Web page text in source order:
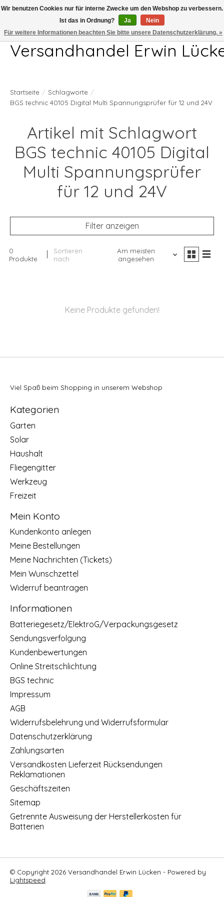
Telefon 04407 715872 MO-DO 7.00-17.00Uhr FR 7.00-13.00Uhr
Versandhandel Erwin
Startseite / Schlagworte /
BGS technic 40105 Digital Multi Spannungsprüfer für 12 und 24V
Artikel mit Schlagwort
BGS technic 40105 Digital
Multi Spannungsprüfer
für 12 und 24V
Filter anzeigen
0
Produkte
Sortieren
nach
Am meisten
angesehen
Keine Produkte gefunden!
Viel Spaß beim Shopping in unserem Webshop
Kategorien
Garten
Solar
Haushalt
Fliegengitter
Werkzeug
Freizeit
Mein Konto
Kundenkonto anlegen
Meine Bestellungen
Meine Nachrichten (Tickets)
Mein Wunschzettel
Widerruf beantragen
Informationen
Batteriegesetz/ElektroG/Verpackungsgesetz
Sendungsverfolgung
Kundenbewertungen
Online Streitschlichtung
BGS technic
Impressum
AGB
Widerrufsbelehrung und Widerrufsformular
Datenschutzerklärung
Zahlungsarten
Versandkosten Lieferzeit Rücksendungen
Reklamationen
Geschäftszeiten
Sitemap
Getrennte Ausweisung der Herstellerkosten für
Batterien
© Copyright 2026 Versandhandel Erwin Lücken - Powered by
Lightspeed
Wir benutzen Cookies nur für interne Zwecke um den Webshop zu verbessern.
Ist das in Ordnung?
Ja
Nein
Für weitere Informationen beachten Sie bitte unsere Datenschutzerklärung. »